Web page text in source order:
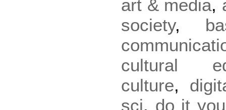
art & media,
society,
cultural
culture,
sci, do it